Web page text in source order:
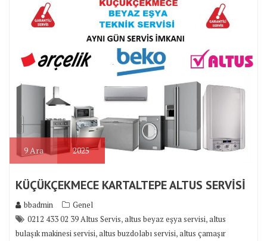
9Ara 2025
KÜÇÜKÇEKMECE KARTALTEPE ALTUS SERVİSİ
bbadmin
Genel
0212 433 02 39 Altus Servis,altus beyaz eşya servisi,altus
bulaşık makinesi servisi,altus buzdolabı servisi,altus çamaşır